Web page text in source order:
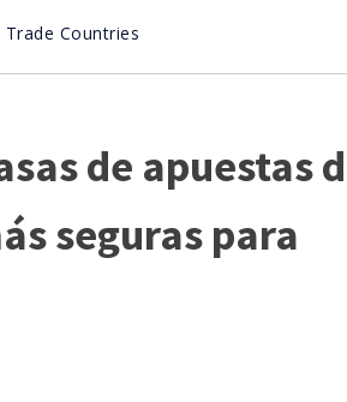
Trade Countries
de apuestas
seguras para